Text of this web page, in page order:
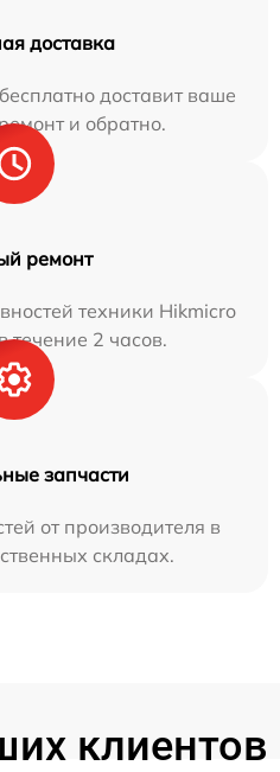
доставка
доставит ваше
и обратно.
ремонт
техники Hikmicro
течение 2 часов.
запчасти
от производителя в
складах.
клиентов